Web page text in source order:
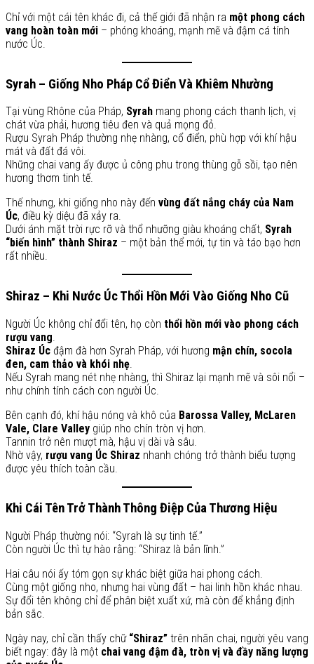
Chỉ với một cái tên khác đi, cả thế giới đã nhận ra một phong cách
vang hoàn toàn mới – phóng khoáng, mạnh mẽ và đậm cá tính
nước Úc.
Syrah – Giống Nho Pháp Cổ Điển Và Khiêm Nhường
Tại vùng Rhône của Pháp, Syrah mang phong cách thanh lịch, vị
chát vừa phải, hương tiêu đen và quả mọng đỏ.
Rượu Syrah Pháp thường nhẹ nhàng, cổ điển, phù hợp với khí hậu
mát và đất đá vôi.
Những chai vang ấy được ủ công phu trong thùng gỗ sồi, tạo nên
hương thơm tinh tế.
Thế nhưng, khi giống nho này đến vùng đất nắng cháy của Nam
Úc, điều kỳ diệu đã xảy ra.
Dưới ánh mặt trời rực rỡ và thổ nhưỡng giàu khoáng chất, Syrah
“biến hình” thành Shiraz – một bản thể mới, tự tin và táo bạo hơn
rất nhiều.
Shiraz – Khi Nước Úc Thổi Hồn Mới Vào Giống Nho Cũ
Người Úc không chỉ đổi tên, họ còn thổi hồn mới vào phong cách
rượu vang
Shiraz Úc đậm đà hơn Syrah Pháp, với hương mận chín, socola
đen, cam thảo và khói nhẹ
Nếu Syrah mang nét nhẹ nhàng, thì Shiraz lại mạnh mẽ và sôi nổi –
như chính tính cách con người Úc.
Bên cạnh đó, khí hậu nóng và khô của Barossa Valley, McLaren
Vale, Clare Valley giúp nho chín tròn vị hơn.
Tannin trở nên mượt mà, hậu vị dài và sâu.
Nhờ vậy, rượu vang Úc Shiraz nhanh chóng trở thành biểu tượng
được yêu thích toàn cầu.
Khi Cái Tên Trở Thành Thông Điệp Của Thương Hiệu
Người Pháp thường nói: “Syrah là sự tinh tế.”
Còn người Úc thì tự hào rằng: “Shiraz là bản lĩnh.”
Hai câu nói ấy tóm gọn sự khác biệt giữa hai phong cách.
Cùng một giống nho, nhưng hai vùng đất – hai linh hồn khác nhau.
Sự đổi tên không chỉ để phân biệt xuất xứ, mà còn để khẳng định
bản sắc.
Ngày nay, chỉ cần thấy chữ “Shiraz” trên nhãn chai, người yêu vang
biết ngay: đây là một chai vang đậm đà, tròn vị và đầy năng lượng